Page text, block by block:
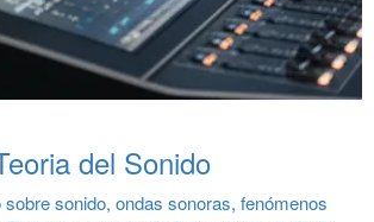
del Sonido
sobre sonido, ondas sonoras, fenómenos